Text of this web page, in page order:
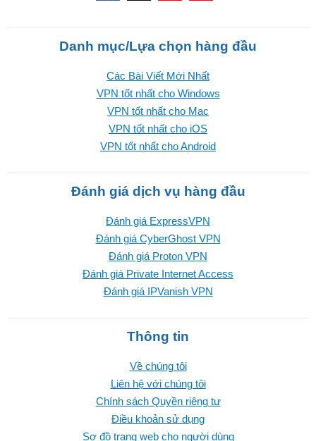
Danh mục/Lựa chọn hàng đầu
Các Bài Viết Mới Nhất
VPN tốt nhất cho Windows
VPN tốt nhất cho Mac
VPN tốt nhất cho iOS
VPN tốt nhất cho Android
Đánh giá dịch vụ hàng đầu
Đánh giá ExpressVPN
Đánh giá CyberGhost VPN
Đánh giá Proton VPN
Đánh giá Private Internet Access
Đánh giá IPVanish VPN
Thông tin
Về chúng tôi
Liên hệ với chúng tôi
Chính sách Quyền riêng tư
Điều khoản sử dụng
Sơ đồ trang web cho người dùng